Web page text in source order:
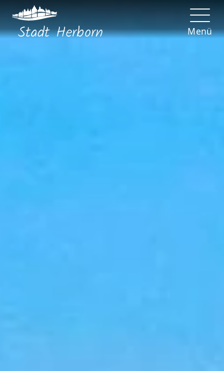
StadtHerborn Menü